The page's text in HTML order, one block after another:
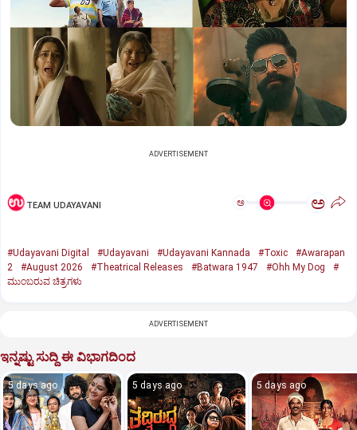
ADVERTISEMENT
TEAM UDAYAVANI ಅ ಅ
#Udayavani Digital #Udayavani #Udayavani Kannada #Toxic
#Awarapan
2
#August 2026 #Theatrical Releases #Batwara 1947 #Ohh My Dog
#
ಮುಂಬರುವ ಚಿತ್ರಗಳು
ADVERTISEMENT
ಇನ್ನಷ್ಟು ಸುದ್ದಿ ಈ ವಿಭಾಗದಿಂದ
5 days ago 5 days ago 5 days ago